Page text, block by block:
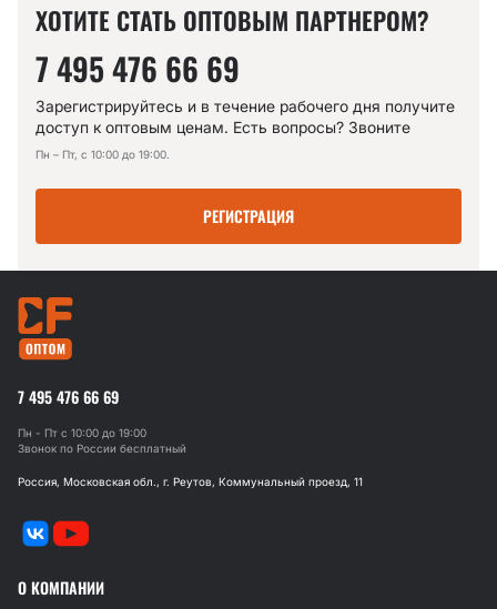
ХОТИТЕ СТАТЬ ОПТОВЫМ ПАРТНЕРОМ?
7 495 476 66 69
Зарегистрируйтесь и в течение рабочего дня получите
доступ к оптовым ценам. Есть вопросы? Звоните
Пн – Пт, с 10:00 до 19:00.
РЕГИСТРАЦИЯ
7 495 476 66 69
Пн - Пт с 10:00 до 19:00
Звонок по России бесплатный
Россия, Московская обл., г. Реутов, Коммунальный проезд, 11
О КОМПАНИИ